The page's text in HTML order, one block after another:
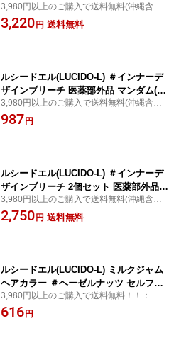
g×3個セット くすみカラー マンダム(ma
ndom)【送料込(北海道除く)】
3,980円以上のご購入で送料無料(沖縄含む)/
土日祝日発送：
3,220円 送料無料
ルシードエル(LUCIDO-L) ＃インナーデ
ザインブリーチ 医薬部外品 マンダム(m
andom)
3,980円以上のご購入で送料無料(沖縄含む)/
土日祝日発送：
987円
ルシードエル(LUCIDO-L) ＃インナーデ
ザインブリーチ 2個セット 医薬部外品
インナーカラー 部分用ブリーチ マンダ
ム(mandom)【送料込】
3,980円以上のご購入で送料無料(沖縄含む)/
土日祝日発送：
2,750円 送料無料
ルシードエル(LUCIDO-L) ミルクジャム
ヘアカラー ＃ヘーゼルナッツ セルフカ
ラー ミルクタイプ マンダム(mandom)
3,980円以上のご購入で送料無料！！：
616円